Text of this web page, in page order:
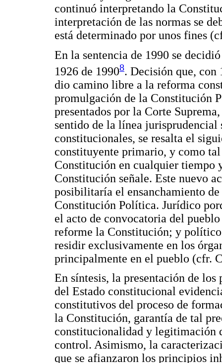
continuó interpretando la
interpretación de las normas se
está determinado por unos fines
En la sentencia de 1990 se
1926 de 19908. Decisión que, con
dio camino libre a la reforma
promulgación de la Constitución
presentados por la Corte
sentido de la línea jurisprudencial
constitucionales, se resalta el
constituyente primario, y como
Constitución en cualquier tiempo
Constitución señale. Este nuevo
posibilitaría el ensanchamiento
Constitución Política. Jurídico
el acto de convocatoria del
reforme la Constitución; y
residir exclusivamente en los
principalmente en el pueblo (cfr.
En síntesis, la presentación de
del Estado constitucional
constitutivos del proceso de
la Constitución, garantía de tal
constitucionalidad y legitimación
control. Asimismo, la
que se afianzaron los principios